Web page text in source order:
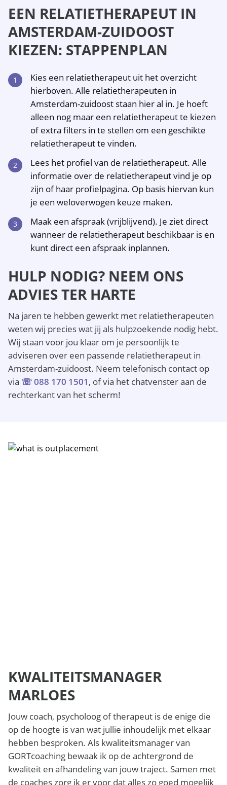
EEN RELATIETHERAPEUT IN
AMSTERDAM-ZUIDOOST
KIEZEN: STAPPENPLAN
Kies een relatietherapeut uit het overzicht
hierboven. Alle relatietherapeuten in
Amsterdam-zuidoost staan hier al in. Je hoeft
alleen nog maar een relatietherapeut te kiezen
of extra filters in te stellen om een geschikte
relatietherapeut te vinden.
Lees het profiel van de relatietherapeut. Alle
informatie over de relatietherapeut vind je op
zijn of haar profielpagina. Op basis hiervan kun
je een weloverwogen keuze maken.
Maak een afspraak (vrijblijvend). Je ziet direct
wanneer de relatietherapeut beschikbaar is en
kunt direct een afspraak inplannen.
HULP NODIG? NEEM ONS
ADVIES TER HARTE
Na jaren te hebben gewerkt met relatietherapeuten
weten wij precies wat jij als hulpzoekende nodig hebt.
Wij staan voor jou klaar om je persoonlijk te
adviseren over een passende relatietherapeut in
Amsterdam-zuidoost. Neem telefonisch contact op
via ☏ 088 170 1501, of via het chatvenster aan de
rechterkant van het scherm!
KWALITEITSMANAGER
MARLOES
Jouw coach, psycholoog of therapeut is de enige die
op de hoogte is van wat jullie inhoudelijk met elkaar
hebben besproken. Als kwaliteitsmanager van
GORTcoaching bewaak ik op de achtergrond de
kwaliteit en afhandeling van jouw traject. Samen met
de coaches zorg ik er voor dat alles zo goed mogelijk